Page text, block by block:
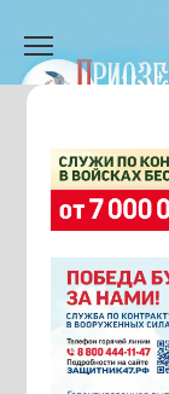
содержанию